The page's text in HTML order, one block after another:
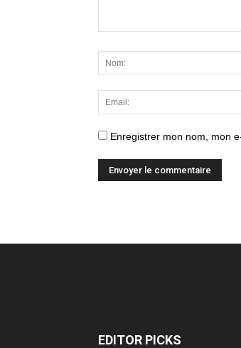
Enregistrer mon nom, mon
EDITOR PICKS